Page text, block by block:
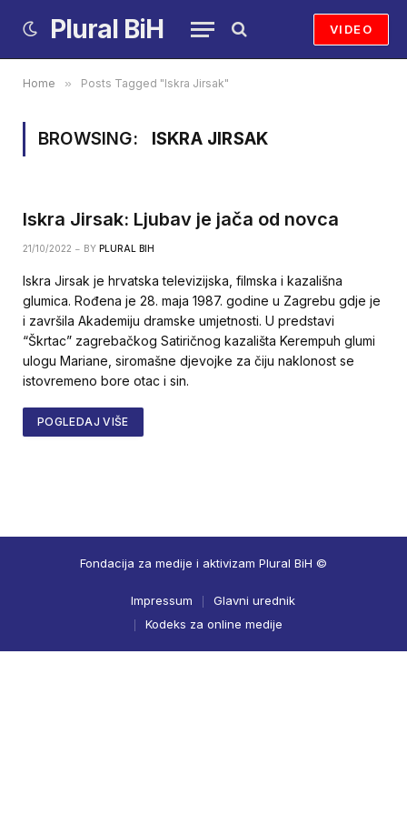
Plural BiH VIDEO
Home » Posts Tagged "Iskra Jirsak"
BROWSING: ISKRA JIRSAK
Iskra Jirsak: Ljubav je jača od novca
21/10/2022 BY PLURAL BIH
Iskra Jirsak je hrvatska televizijska, filmska i kazališna
glumica. Rođena je 28. maja 1987. godine u Zagrebu gdje je
i završila Akademiju dramske umjetnosti. U predstavi
“Škrtac” zagrebačkog Satiričnog kazališta Kerempuh glumi
ulogu Mariane, siromašne djevojke za čiju naklonost se
istovremeno bore otac i sin.
POGLEDAJ VIŠE
Fondacija za medije i aktivizam Plural BiH ©
Impressum
Glavni urednik
Kodeks za online medije